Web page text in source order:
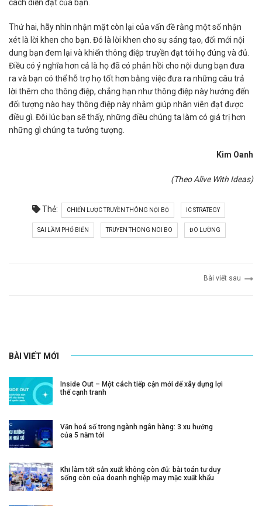
cách diễn đạt của bạn.
Thứ hai, hãy nhìn nhận mặt còn lại của vấn đề rằng một số nhận
xét là lời khen cho bạn. Đó là lời khen cho sự sáng tạo, đổi mới nội
dung bạn đem lại và khiến thông điệp truyền đạt tới họ đúng và đủ.
Điều có ý nghĩa hơn cả là họ đã có phản hồi cho nội dung bạn đưa
ra và bạn có thể hỗ trợ họ tốt hơn bằng việc đưa ra những câu trả
lời thêm cho thông điệp, chẳng hạn như thông điệp này hướng đến
đối tượng nào hay thông điệp này nhằm giúp nhân viên đạt được
điều gì. Đôi lúc bạn sẽ thấy, những điều chúng ta làm có giá trị hơn
những gì chúng ta tưởng tượng.
Kim Oanh
(Theo Alive With Ideas)
Thẻ: CHIẾN LƯỢC TRUYỀN THÔNG NỘI BỘ IC STRATEGY
SAI LẦM PHỔ BIẾN TRUYEN THONG NOI BO ĐO LƯỜNG
Bài viết sau
BÀI VIẾT MỚI
Inside Out – Một cách tiếp cận mới để xây dựng lợi
thế cạnh tranh
Văn hoá số trong ngành ngân hàng: 3 xu hướng
của 5 năm tới
Khi làm tốt sản xuất không còn đủ: bài toán tư duy
sống còn của doanh nghiệp may mặc xuất khẩu